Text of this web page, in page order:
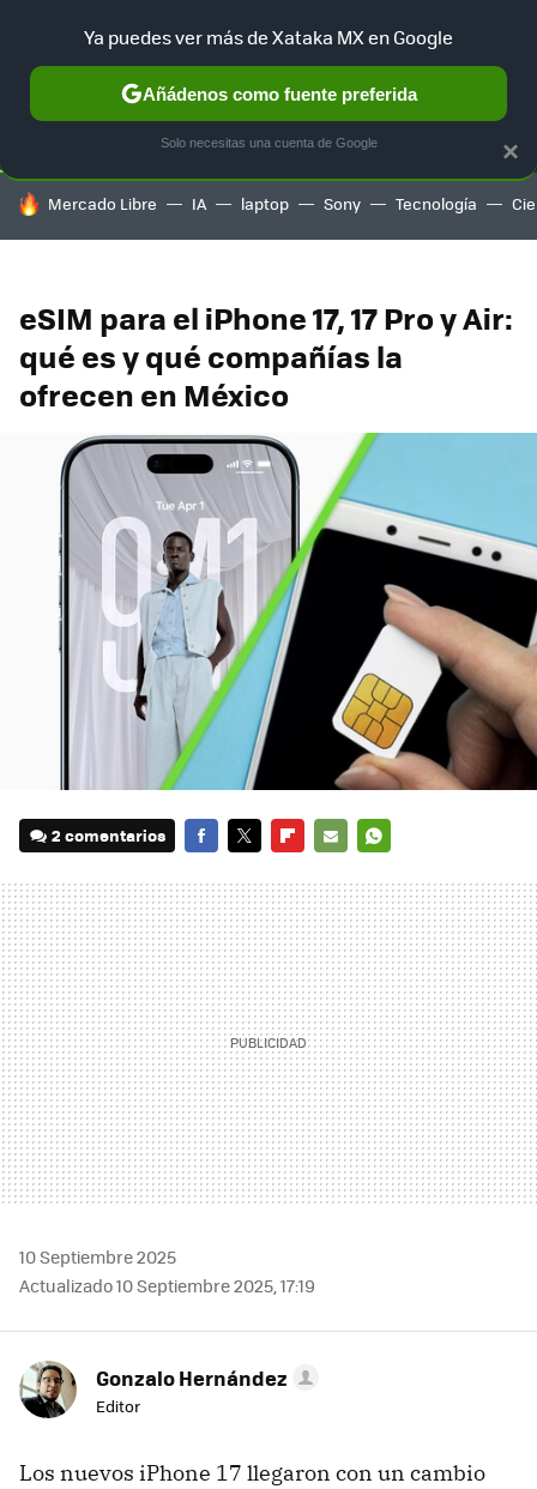
SELECCIÓN GAMING HOME AUTO TERRITORIO
HOY SE HABLA DE
Mercado Libre IA laptop Sony Tecnología
eSIM para el iPhone 17, 17 Pro y Air:
qué es y qué compañías la
ofrecen en México
2 comentarios
MAIL
10 Septiembre 2025
Actualizado 10 Septiembre 2025, 17:19
Gonzalo Hernández
Editor
Los nuevos iPhone 17 llegaron con un cambio
×
Ya puedes ver más de Xataka MX en Google
Añádenos como fuente preferida
Solo necesitas una cuenta de Google